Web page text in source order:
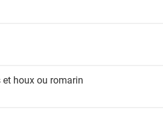
et houx ou romarin